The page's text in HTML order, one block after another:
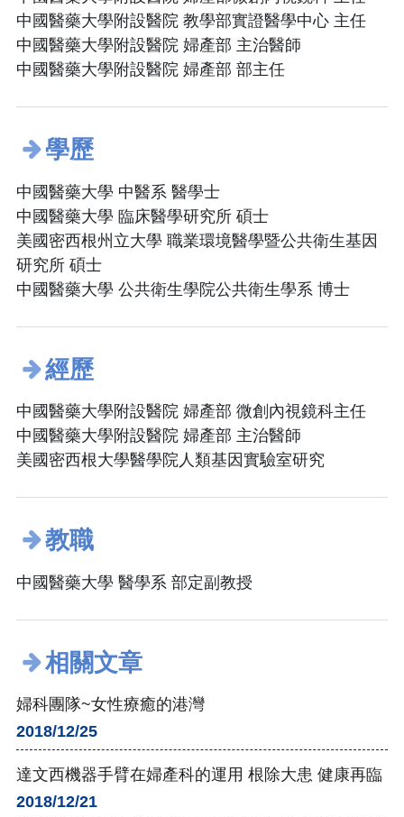
中國醫藥大學附設醫院 教學部實證醫學中心 主任
中國醫藥大學附設醫院 婦產部 主治醫師
中國醫藥大學附設醫院 婦產部 部主任
學歷
中國醫藥大學 中醫系 醫學士
中國醫藥大學 臨床醫學研究所 碩士
美國密西根州立大學 職業環境醫學暨公共衛生基因
研究所 碩士
中國醫藥大學 公共衛生學院公共衛生學系 博士
經歷
中國醫藥大學附設醫院 婦產部 微創內視鏡科主任
中國醫藥大學附設醫院 婦產部 主治醫師
美國密西根大學醫學院人類基因實驗室研究
教職
中國醫藥大學 醫學系 部定副教授
相關文章
婦科團隊~女性療癒的港灣
2018/12/25
達文西機器手臂在婦產科的運用 根除大患 健康再臨
2018/12/21